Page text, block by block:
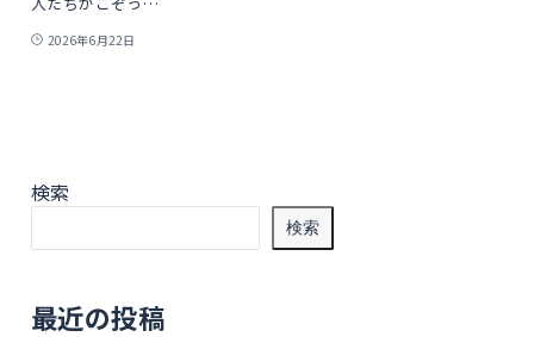
2026年6月22日
検索
検索
最近の投稿